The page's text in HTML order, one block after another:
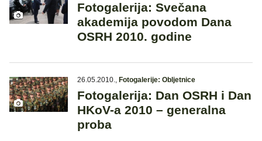
Fotogalerija: Svečana
akademija povodom Dana
OSRH 2010. godine
26.05.2010., Fotogalerije: Obljetnice
Fotogalerija: Dan OSRH i Dan
HKoV-a 2010 – generalna
proba